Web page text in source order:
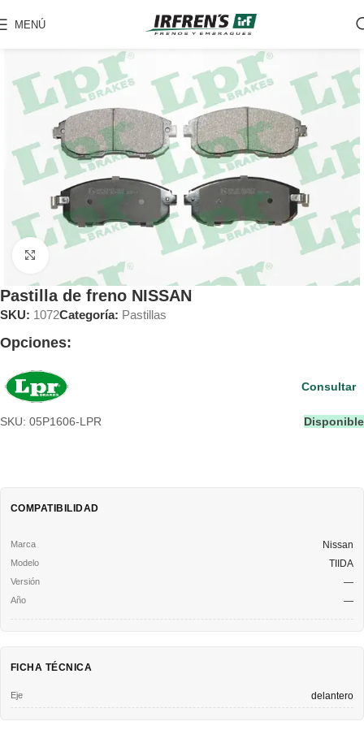
MENÚ
Pastilla de freno NISSAN
SKU: 1072Categoría: Pastillas
Opciones:
SKU: 05P1606-LPR Disponible
Consultar
COMPATIBILIDAD
Nissan
TIIDA
—
—
FICHA TÉCNICA
Eje delantero